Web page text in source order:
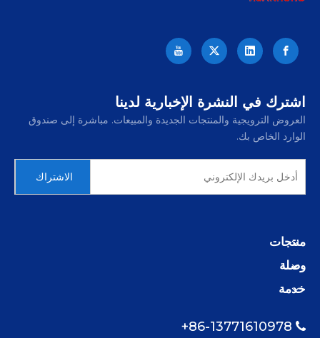
اشترك في النشرة الإخبارية لدينا
العروض الترويجية والمنتجات الجديدة والمبيعات. مباشرة إلى صندوق
الوارد الخاص بك.
الاشتراك
منتجات
وصلة
خدمة
